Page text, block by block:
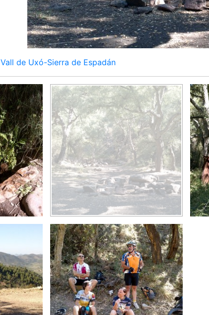
Vall de Uxó-Sierra de Espadán